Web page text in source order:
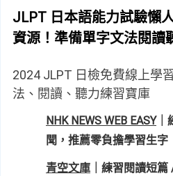
JLPT 日本語能力試驗懶
資源！準備單字文法閱讀
2024 JLPT 日檢免費線上學
法、閱讀、聽力練習寶庫
NHK NEWS WEB EASY｜
聞，推薦零負擔學習生字
青空文庫 ｜練習閱讀短